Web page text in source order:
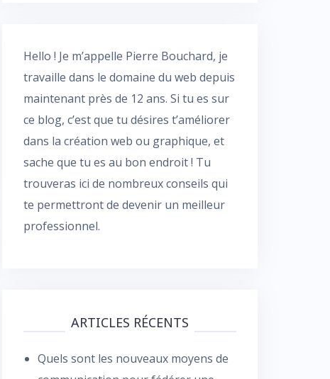
Hello ! Je m’appelle Pierre Bouchard, je
travaille dans le domaine du web depuis
maintenant près de 12 ans. Si tu es sur
ce blog, c’est que tu désires t’améliorer
dans la création web ou graphique, et
sache que tu es au bon endroit ! Tu
trouveras ici de nombreux conseils qui
te permettront de devenir un meilleur
professionnel.
ARTICLES RÉCENTS
Quels sont les nouveaux moyens de